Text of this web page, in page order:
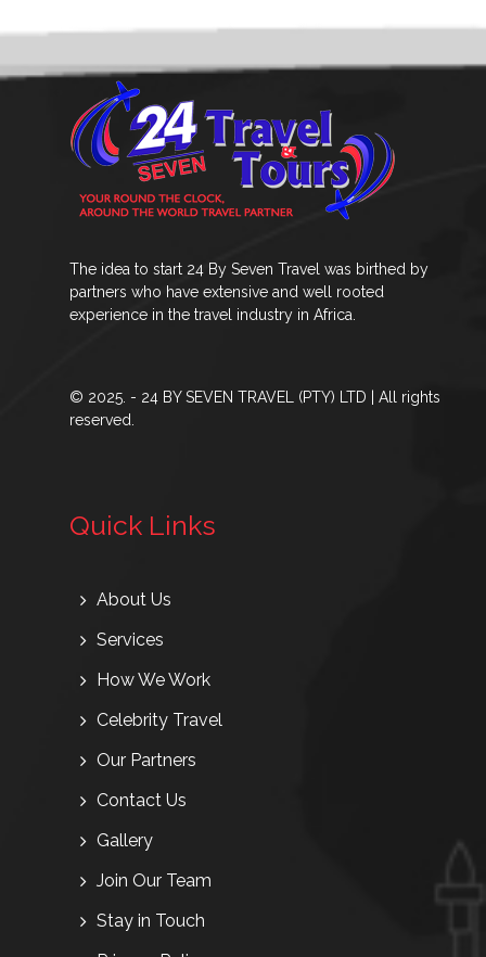
The idea to start 24 By Seven Travel was birthed by
partners who have extensive and well rooted
experience in the travel industry in Africa.
© 2025. - 24 BY SEVEN TRAVEL (PTY) LTD | All rights
reserved.
Quick Links
About Us
Services
How We Work
Celebrity Travel
Our Partners
Contact Us
Gallery
Join Our Team
Stay in Touch